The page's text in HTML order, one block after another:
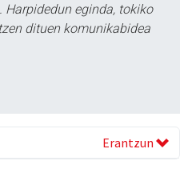
eginda, tokiko
dituen komunikabidea
Erantzun